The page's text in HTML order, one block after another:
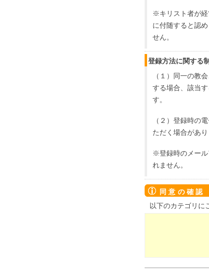
※キリスト者が経
に付随すると認
せん。
登録方法に関する
（１）同一の教
する場合、該当
す。
（２）登録時の
ただく場合があり
※登録時のメール
れません。
同意の確認
以下のカテゴリに